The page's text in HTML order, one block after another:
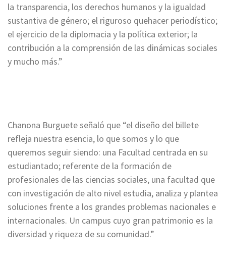
la transparencia, los derechos humanos y la igualdad
sustantiva de género; el riguroso quehacer periodístico;
el ejercicio de la diplomacia y la política exterior; la
contribución a la comprensión de las dinámicas sociales
y mucho más.”
Chanona Burguete señaló que “el diseño del billete
refleja nuestra esencia, lo que somos y lo que
queremos seguir siendo: una Facultad centrada en su
estudiantado; referente de la formación de
profesionales de las ciencias sociales, una facultad que
con investigación de alto nivel estudia, analiza y plantea
soluciones frente a los grandes problemas nacionales e
internacionales. Un campus cuyo gran patrimonio es la
diversidad y riqueza de su comunidad.”